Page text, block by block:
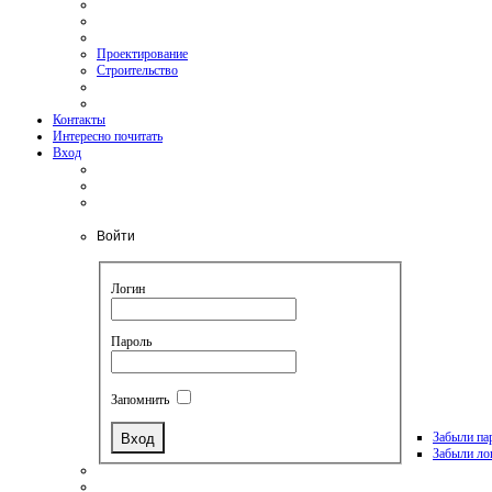
Проектирование
Строительство
Контакты
Интересно почитать
Вход
Войти
Логин
Пароль
Запомнить
Забыли
Забыли